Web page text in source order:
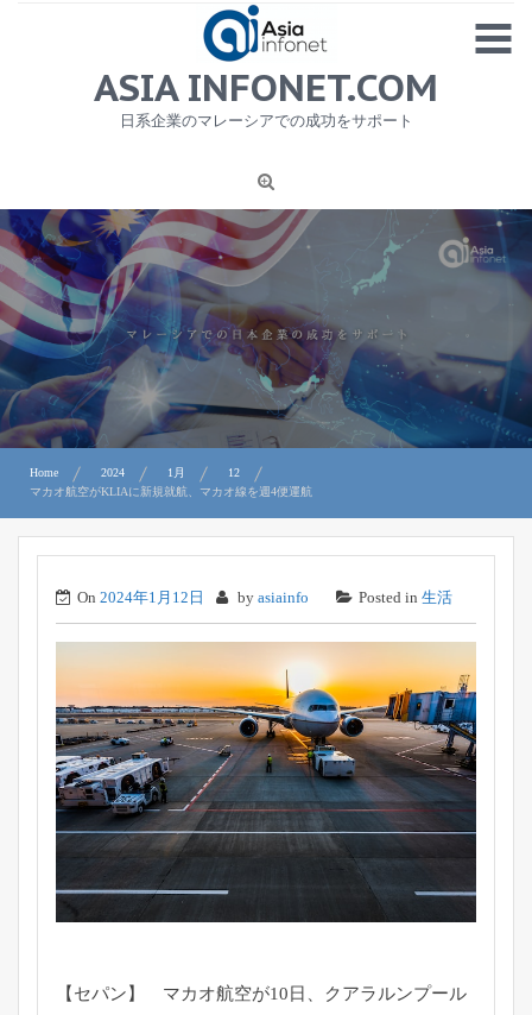
MENU
1
ニュース
労務サービス
プライバシーポリシー及び著作権について
お問合せ
ASIA INFONET.COM
日系企業のマレーシアでの成功をサポート
Home 2024 1月
12
マカオ航空がKLIAに新規就航、マカオ線を週4便運航
On 2024年1月12日 by asiainfo Posted in 生活
【セパン】 マカオ航空が10日、クアラルンプール